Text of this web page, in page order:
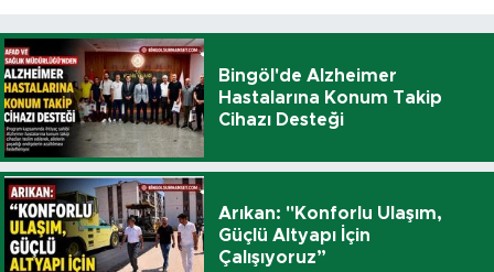
Bingöl'de Alzheimer
Hastalarına Konum Takip
Cihazı Desteği
Arıkan: "Konforlu Ulaşım,
Güçlü Altyapı İçin
Çalışıyoruz”